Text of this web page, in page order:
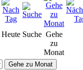
Heute Suche Gehe
zu
Monat
Gehe zu Monat